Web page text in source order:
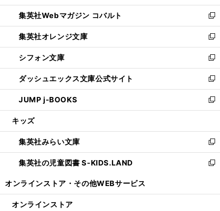
開
く
ウ
で
開
く
ン
ド
ウ
で
開
く
ウ
ィ
ン
ド
ウ
で
開
く
集英社Webマガジン コバルト
新
し
い
ウ
ィ
ン
ド
ウ
で
開
集英社オレンジ文庫
新
し
い
ウ
ィ
ン
ド
ウ
開
く
シフォン文庫
新
し
い
ウ
ィ
ン
ウ
で
開
く
ダッシュエックス文庫公式サイト
新
し
い
ウ
ン
ド
ウ
で
JUMP j-BOOKS
新
し
ウ
ィ
ン
ド
開
キッズ
集英社みらい文庫
新
し
い
ン
集英社の児童図書 S-KIDS.LAND
新
ウ
オンラインストア・ その他WEBサービス
オンラインストア